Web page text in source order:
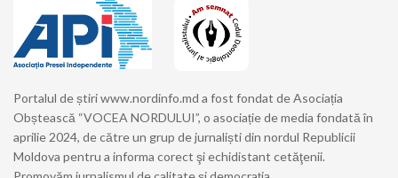
Portalul de știri www.nordinfo.md a fost fondat de Asociația
Obștească “VOCEA NORDULUI”, o asociație de media fondată în
aprilie 2024, de către un grup de jurnaliști din nordul Republicii
Moldova pentru a informa corect şi echidistant cetăţenii.